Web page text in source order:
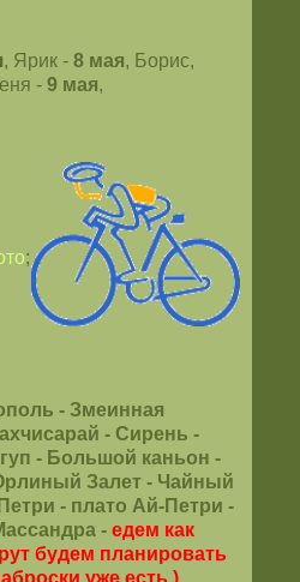
, Ярик - 8 мая, Борис,
- 9 мая,
;
- Змеинная
- Сирень -
- Большой каньон -
Залет - Чайный
- плато Ай-Петри -
- едем как
будем планировать
уже есть )